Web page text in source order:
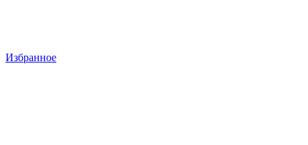
Избранное